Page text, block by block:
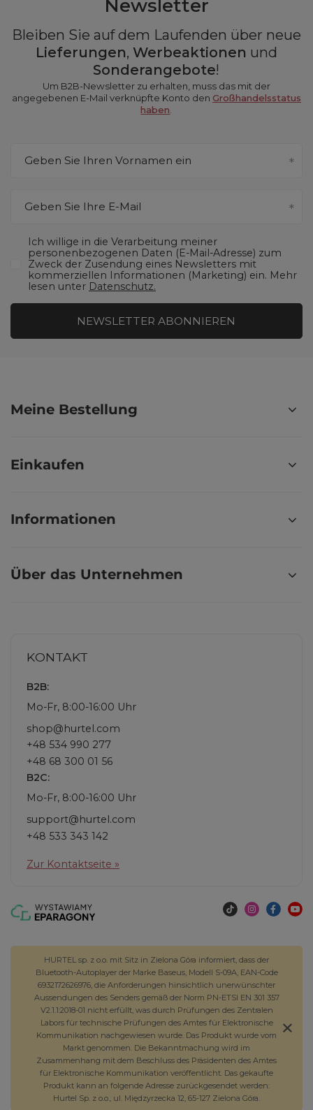
Newsletter
Bleiben Sie auf dem Laufenden über neue
Lieferungen, Werbeaktionen und
Sonderangebote!
Um B2B-Newsletter zu erhalten, muss das mit der
angegebenen E-Mail verknüpfte Konto den Großhandelsstatus
haben
Geben Sie Ihren Vornamen ein
Geben Sie Ihre E-Mail
Ich willige in die Verarbeitung meiner
personenbezogenen Daten (E-Mail-Adresse) zum
Zweck der Zusendung eines Newsletters mit
kommerziellen Informationen (Marketing) ein. Mehr
lesen unter Datenschutz.
NEWSLETTER ABONNIEREN
Meine Bestellung
Einkaufen
Informationen
Über das Unternehmen
KONTAKT
B2B:
Mo-Fr, 8:00-16:00 Uhr
shop@hurtel.com
+48 534 990 277
+48 68 300 01 56
B2C:
Mo-Fr, 8:00-16:00 Uhr
support@hurtel.com
+48 533 343 142
Zur Kontaktseite »
HURTEL sp. z o.o. mit Sitz in Zielona Góra informiert, dass der
Bluetooth-Autoplayer der Marke Baseus, Modell S-09A, EAN-Code
6932172626976, die Anforderungen hinsichtlich unerwünschter
Aussendungen des Senders gemäß der Norm PN-ETSI EN 301 357
V2.1.1:2018-01 nicht erfüllt, was durch Prüfungen des Zentralen
Labors für technische Prüfungen des Amtes für Elektronische
Kommunikation nachgewiesen wurde. Das Produkt wurde vom
Markt genommen. Die Bekanntmachung wird im
Zusammenhang mit dem Beschluss des Präsidenten des Amtes
für Elektronische Kommunikation veröffentlicht. Das gekaufte
Produkt kann an folgende Adresse zurückgesendet werden:
Hurtel Sp. z o.o., ul. Międzyrzecka 12, 65-127 Zielona Góra.